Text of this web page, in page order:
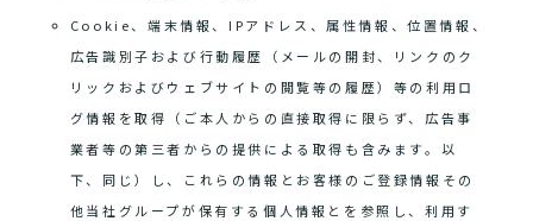
Cookie、端末情報、IPアドレス、属性情報、位置情報、
広告識別子および行動履歴（メールの開封、リンクのク
リックおよびウェブサイトの閲覧等の履歴）等の利用ロ
グ情報を取得（ご本人からの直接取得に限らず、広告事
業者等の第三者からの提供による取得も含みます。以
下、同じ）し、これらの情報とお客様のご登録情報その
他当社グループが保有する個人情報とを参照し、利用す